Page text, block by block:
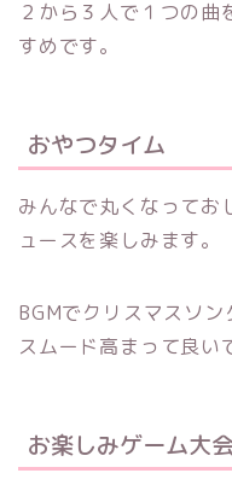
２から３人で１つの曲
すめです。
おやつタイム
みんなで丸くなってお
ュースを楽しみます。
BGMでクリスマスソ
スムード高まって良い
お楽しみゲーム大